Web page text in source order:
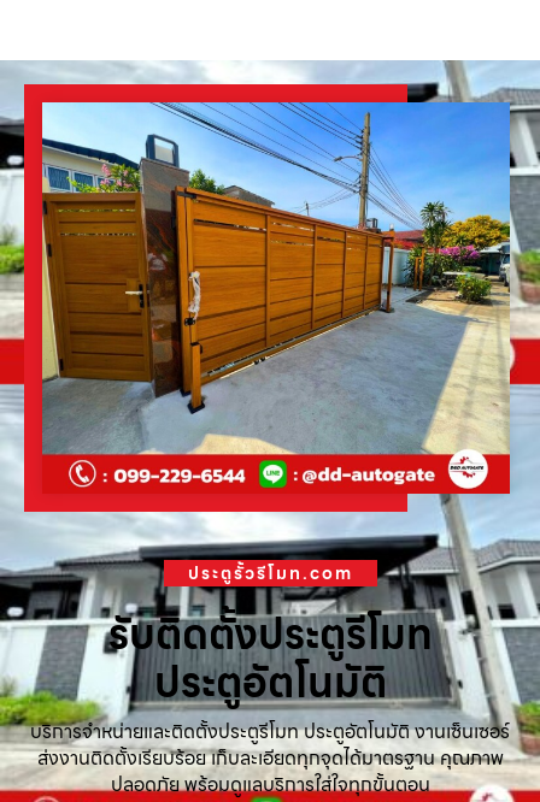
ประตูรั้วรีโมท.com
รับติดตั้งประตูรีโมท
ประตูอัตโนมัติ
บริการจำหน่ายและติดตั้งประตูรีโมท ประตูอัตโนมัติ งานเซ็นเซอร์
ส่งงานติดตั้งเรียบร้อย เก็บละเอียดทุกจุดได้มาตรฐาน คุณภาพ
ปลอดภัย พร้อมดูแลบริการใส่ใจทุกขั้นตอน